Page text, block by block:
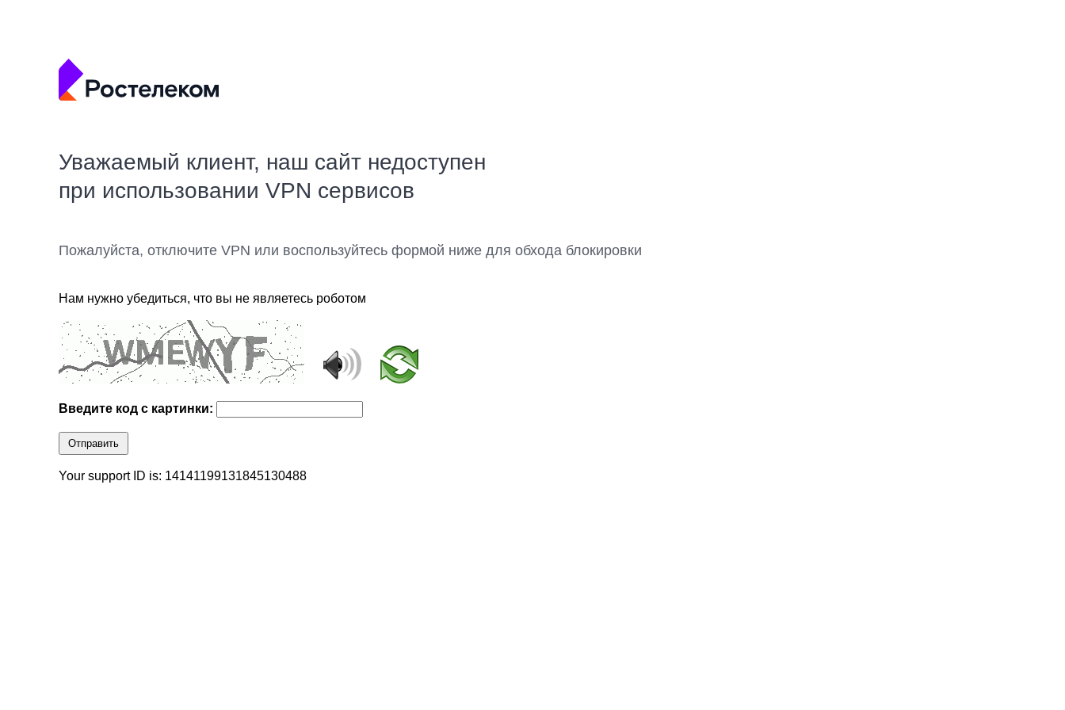
Уважаемый клиент, наш сайт недоступен
при использовании VPN сервисов
Пожалуйста, отключите VPN или воспользуйтесь формой ниже для обхода блокировки
Нам нужно убедиться, что вы не являетесь роботом
Введите код с картинки:
Отправить
Your support ID is: 14141199131845130488